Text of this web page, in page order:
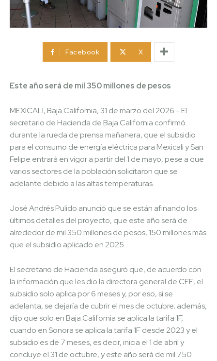
Facebook X
Este año será de mil 350 millones de pesos
MEXICALI, Baja California, 31 de marzo del 2026.- El
secretario de Hacienda de Baja California confirmó
durante la rueda de prensa mañanera, que el subsidio
para el consumo de energía eléctrica para Mexicali y San
Felipe entrará en vigor a partir del 1 de mayo, pese a que
varios sectores de la población solicitaron que se
adelante debido a las altas temperaturas.
José Andrés Pulido anunció que se están afinando los
últimos detalles del proyecto, que este año será de
alrededor de mil 350 millones de pesos, 150 millones más
que el subsidio aplicado en 2025.
El secretario de Hacienda aseguró que, de acuerdo con
la información que les dio la directora general de CFE, el
subsidio solo aplica por 6 meses y, por eso, si se
adelanta, se dejaría de cubrir el mes de octubre; además,
dijo que solo en Baja California se aplica la tarifa 1F,
cuando en Sonora se aplica la tarifa 1F desde 2023 y el
subsidio es de 7 meses, es decir, inicia el 1 de abril y
concluye el 31 de octubre, y este año será de mil 750